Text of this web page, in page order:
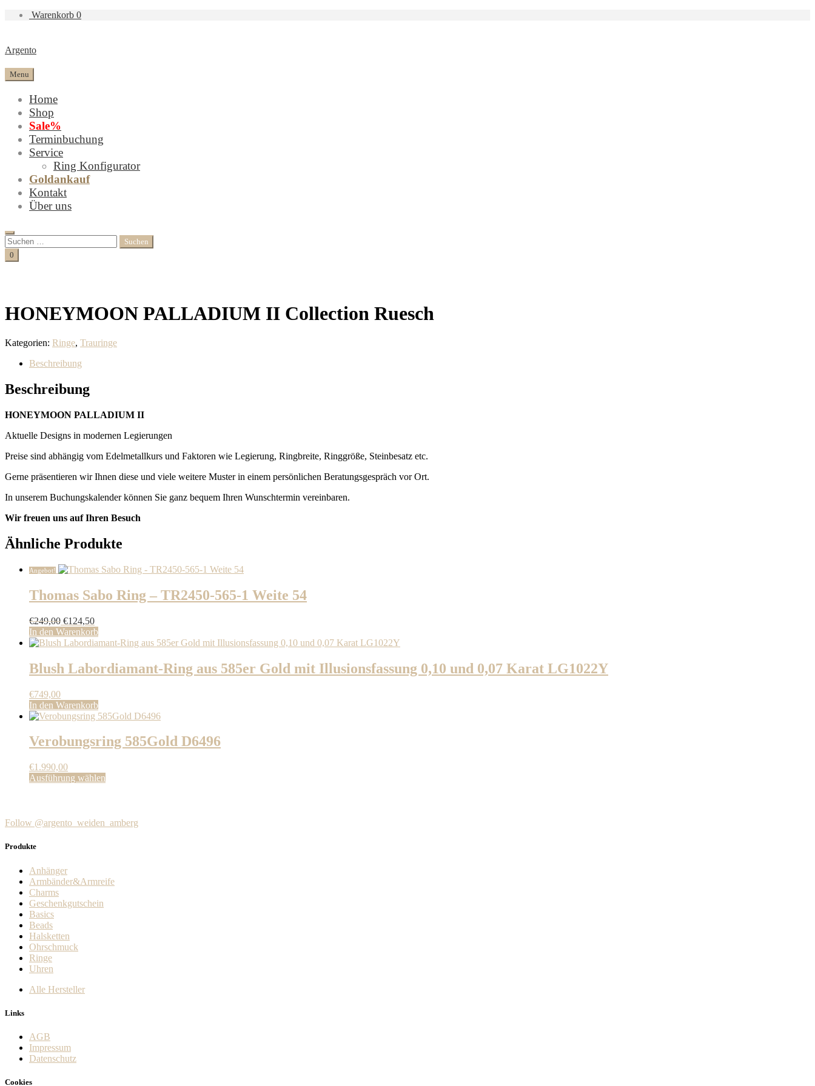
Warenkorb 0
Argento
Menu
Home
Shop
Sale%
Terminbuchung
Service
Ring Konfigurator
Goldankauf
Kontakt
Über uns
Search
Suchen
nach:
Cart
0
HONEYMOON PALLADIUM II Collection Ruesch
Kategorien: Ringe, Trauringe
Beschreibung
Beschreibung
HONEYMOON PALLADIUM II
Aktuelle Designs in modernen Legierungen
Preise sind abhängig vom Edelmetallkurs und Faktoren wie Legierung, Ringbreite, Ringgröße, Steinbesatz etc.
Gerne präsentieren wir Ihnen diese und viele weitere Muster in einem persönlichen Beratungsgespräch vor Ort.
In unserem Buchungskalender können Sie ganz bequem Ihren Wunschtermin vereinbaren.
Wir freuen uns auf Ihren Besuch
Ähnliche Produkte
Angebot!
Thomas Sabo Ring – TR2450-565-1 Weite 54
€249,00 Ursprünglicher
Preis
war:
€124,50Aktueller
Preis
ist:
In den Warenkorb
Blush Labordiamant-Ring aus 585er Gold mit Illusionsfassung 0,10 und 0,07 Karat LG1022Y
€749,00
In den Warenkorb
Verobungsring 585Gold D6496
€1.990,00
Ausführung wählen
Varianten
der
Follow @argento_weiden_amberg
Produkte
Anhänger
Armbänder&Armreife
Charms
Geschenkgutschein
Basics
Beads
Halsketten
Ohrschmuck
Ringe
Uhren
Alle Hersteller
Links
AGB
Impressum
Datenschutz
Cookies